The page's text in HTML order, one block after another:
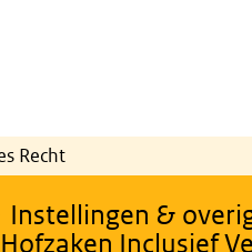
Recht
Instellingen &
Inclusief